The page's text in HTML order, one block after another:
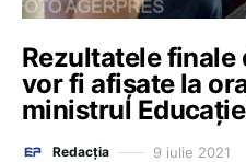
Rezultatele finale
vor fi afișate la
ministrul
Redacția 9 iulie 2021